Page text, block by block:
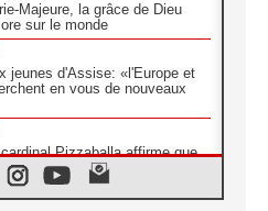
Majeure, la grâce de Dieu
sur le monde
jeunes d'Assise: «l'Europe et
en vous de nouveaux
Pizzaballa affirme que
veulent la paix»